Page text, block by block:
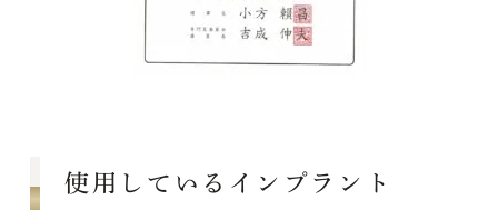
使用しているインプラント